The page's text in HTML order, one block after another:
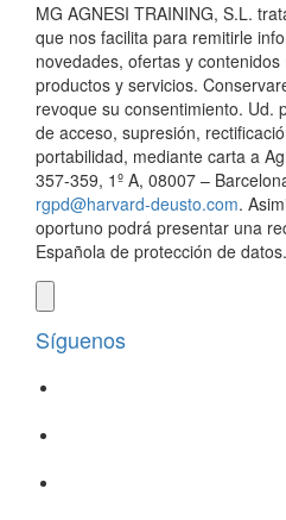
MG AGNESI TRAINING, S.L.
que nos facilita para remitirle
novedades, ofertas y
productos y servicios.
revoque su consentimiento. Ud.
de acceso, supresión,
portabilidad, mediante carta a
357-359, 1º A, 08007 –
rgpd@harvard-deusto.com.
oportuno podrá presentar una
Española de protección de datos.
Síguenos